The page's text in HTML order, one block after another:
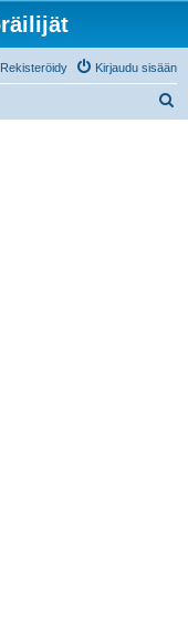
Kirjaudu sisään
Rekisteröidy